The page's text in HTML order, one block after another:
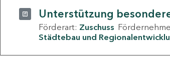
Unterstützung
Förderart: Zuschuss
Städtebau und